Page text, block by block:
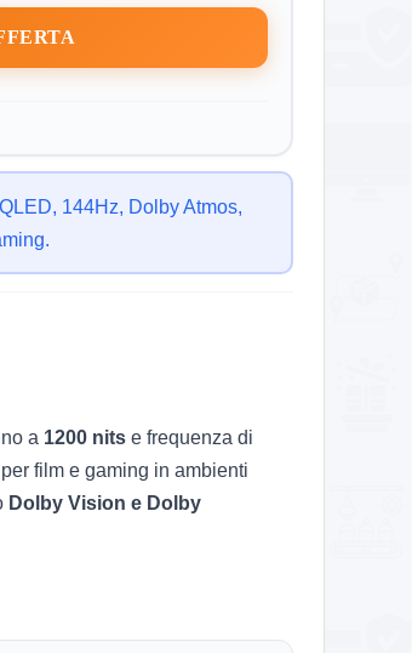
144Hz, Dolby Atmos,
a 1200 nits e frequenza di
film e gaming in ambienti
Dolby Vision e Dolby